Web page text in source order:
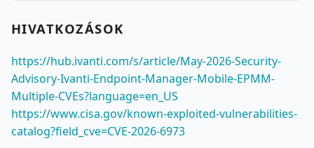
HIVATKOZÁSOK
https://hub.ivanti.com/s/article/May-2026-Security-
Advisory-Ivanti-Endpoint-Manager-Mobile-EPMM-
Multiple-CVEs?language=en_US
https://www.cisa.gov/known-exploited-vulnerabilities-
catalog?field_cve=CVE-2026-6973